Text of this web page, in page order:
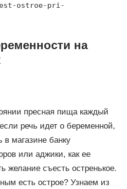
ostroe-pri-
на
пресная пища каждый
речь идет о беременной,
в магазине банку
или аджики, как ее
желание съесть остренькое.
есть острое? Узнаем из